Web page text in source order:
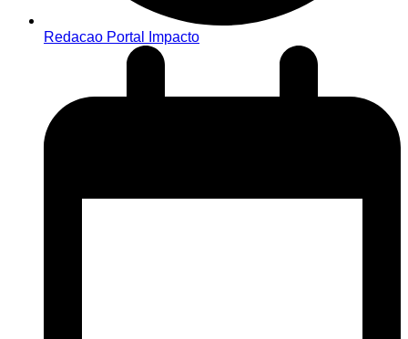
Redacao Portal Impacto